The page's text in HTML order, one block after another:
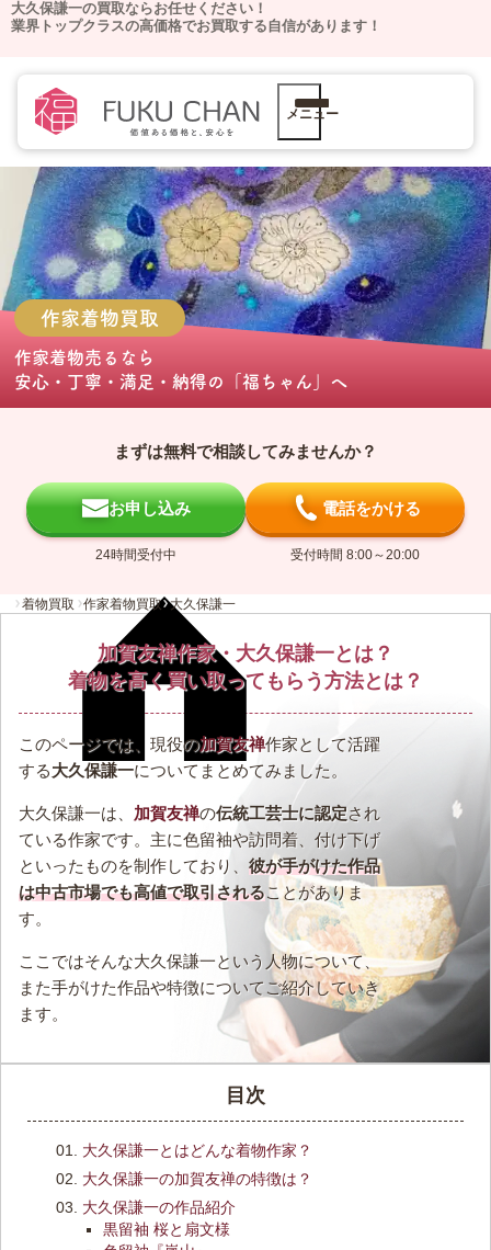
大久保謙一の買取ならお任せください！
業界トップクラスの高価格でお買取する自信があります！
メニュー
作家着物買取
作家着物売る なら
安心・丁寧・満足・納得の
「福ちゃん」 へ
まずは無料で相談してみませんか？
お申し込み
24時間受付中
電話をかける
受付時間 8:00～20:00
着物買取 作家着物買取 大久保謙一
加賀友禅作家・大久保謙一とは？
着物を高く買い取ってもらう方法とは？
このページでは、現役の加賀友禅作家として活躍
する大久保謙一についてまとめてみました。
大久保謙一は、 加賀友禅の伝統工芸士に認定され
ている作家です。主に色留袖や訪問着、付け下げ
といったものを制作しており、 彼が手がけた作品
は中古市場でも高値で取引されることがありま
す。
ここではそんな大久保謙一という人物について、
また手がけた作品や特徴についてご紹介していき
ます。
目次
大久保謙一とはどんな着物作家？
大久保謙一の加賀友禅の特徴は？
大久保謙一の作品紹介
黒留袖 桜と扇文様